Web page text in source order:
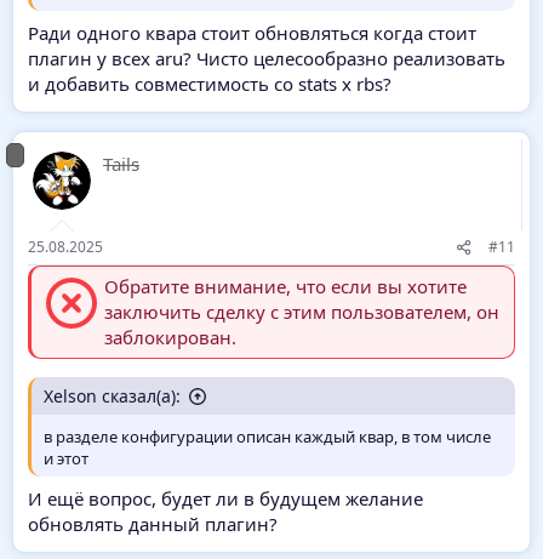
Ради одного квара стоит обновляться когда стоит
плагин у всех aru? Чисто целесообразно реализовать
и добавить совместимость со stats x rbs?
Tails
25.08.2025 #11
Обратите внимание, что если вы хотите
заключить сделку с этим пользователем, он
заблокирован.
Xelson сказал(а):
в разделе конфигурации описан каждый квар, в том числе
и этот
И ещё вопрос, будет ли в будущем желание
обновлять данный плагин?